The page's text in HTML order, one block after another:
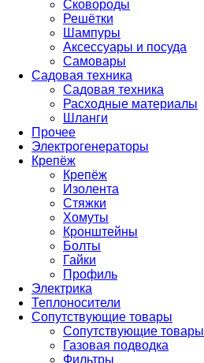
Сковороды
Решётки
Шампуры
Аксессуары и посуда
Самовары
Садовая техника
Садовая техника
Расходные материалы
Шланги
Прочее
Электрогенераторы
Крепёж
Крепёж
Изолента
Стяжки
Хомуты
Кронштейны
Болты
Гайки
Профиль
Электрика
Теплоносители
Сопутствующие товары
Сопутствующие товары
Газовая подводка
Фильтры